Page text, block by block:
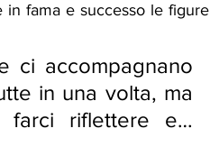
in fama e successo le figure
ci accompagnano
in una volta, ma
riflettere e…